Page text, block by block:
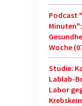
Podcast
Woche
Studie:
Lablab-
Labor